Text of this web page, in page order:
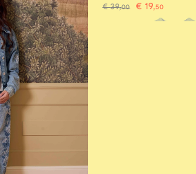
€39,00 € 19,50